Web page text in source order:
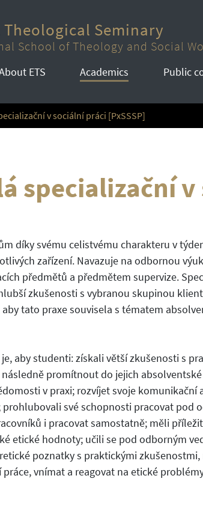
Theological Seminary
School of Theology and Social
ETS Academics Public
v sociální práci [PxSSSP]
specializační
díky svému celistvému charakteru v
zařízení. Navazuje na odbornou
předmětů a předmětem supervize.
zkušenosti s vybranou skupinou
tato praxe souvisela s tématem
aby studenti: získali větší zkušenosti s
promítnout do jejich
v praxi; rozvíjet svoje komunikační
své schopnosti pracovat pod
i pracovat samostatně; měli
etické hodnoty; učili se pod odborným
poznatky s praktickými
vnímat a reagovat na etické